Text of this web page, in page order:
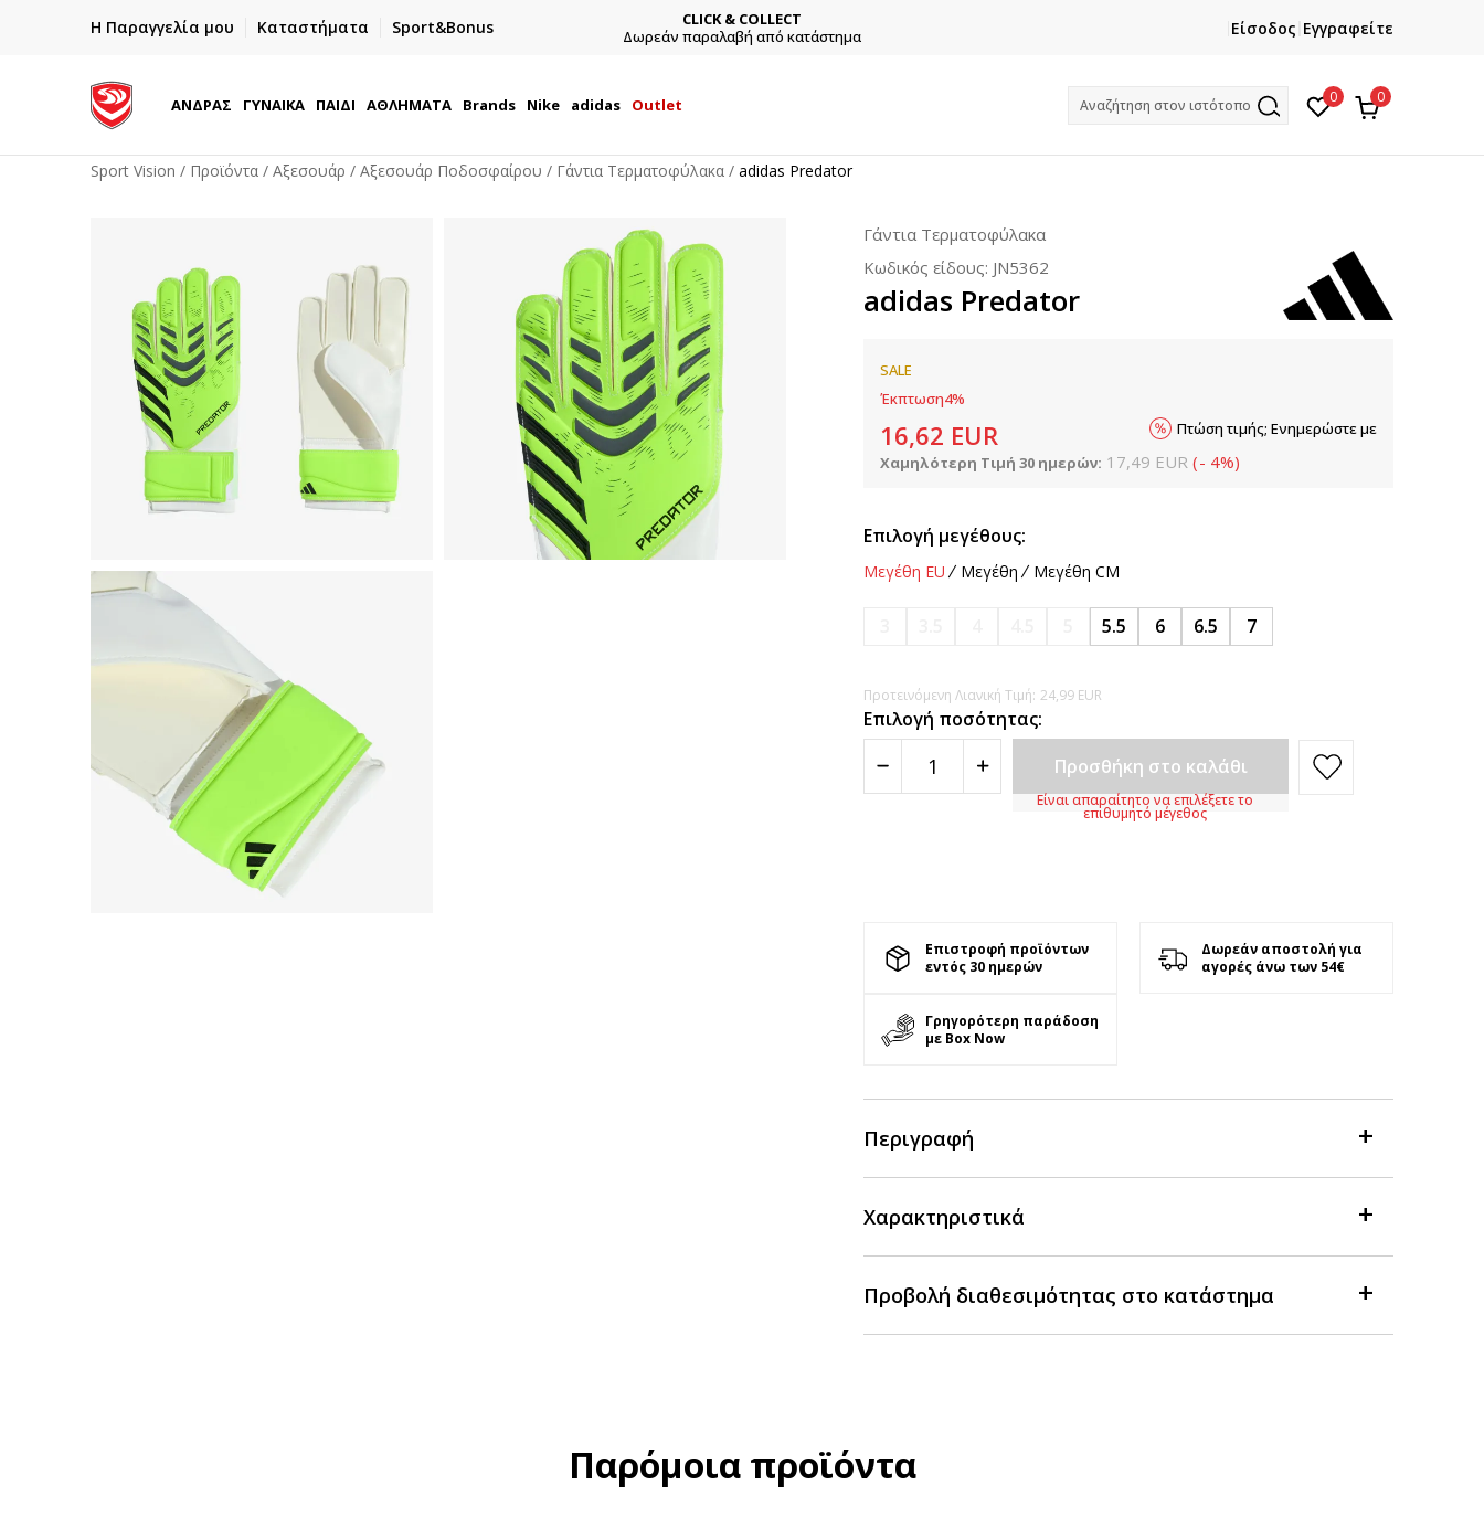
Η Παραγγελία μου Καταστήματα Sport&Bonus
ΓΡΗΓΟΡΟΤΕΡΗ ΠΑΡΑΔΟΣΗ ΜΕ BOX NOW
Παραλαβή 24/7
CLICK & COLLECT
Δωρεάν παραλαβή από κατάστημα
Και κερδίστε -10% με την πρώτη σας αγορά!
Είσοδος Εγγραφείτε
ΑΝΔΡΑΣ ΓΥΝΑΙΚΑ ΠΑΙΔΙ ΑΘΛΗΜΑΤΑ Brands Nike adidas Outlet Αναζήτηση στον ιστότοπο 0 0
Sport Vision Προϊόντα Αξεσουάρ Αξεσουάρ Ποδοσφαίρου Γάντια Τερματοφύλακα adidas Predator
Γάντια Τερματοφύλακα
Κωδικός είδους: JN5362
adidas Predator
SALE
Έκπτωση4%
16,62 EUR
Χαμηλότερη Τιμή 30 ημερών: 17,49 EUR (- 4%)
Πτώση τιμής; Ενημερώστε με
Επιλογή μεγέθους:
Μεγέθη EU Μεγέθη Μεγέθη CM
5.5 6 6.5 7
Προτεινόμενη Λιανική Τιμή: 24,99 EUR
Επιλογή ποσότητας:
Προσθήκη στο καλάθι
Είναι απαραίτητο να επιλέξετε το
επιθυμητό μέγεθος
Επιστροφή προϊόντων
εντός 30 ημερών
Δωρεάν αποστολή για
αγορές άνω των 54€
Γρηγορότερη παράδοση
με Box Now
Περιγραφή
Χαρακτηριστικά
Προβολή διαθεσιμότητας στο κατάστημα
Παρόμοια προϊόντα